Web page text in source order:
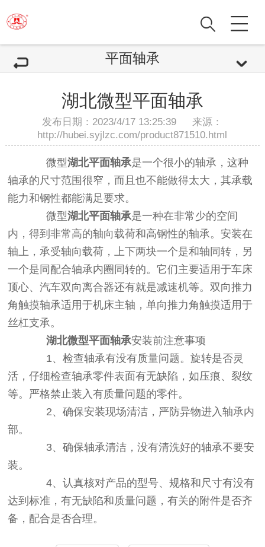
平面轴承
湖北微型平面轴承
发布日期：2023/4/17 13:25:39 来源：
http://hubei.syjlzc.com/product871510.html
微型湖北平面轴承是一个很小的轴承，这种
轴承的尺寸范围很窄，而且也不能做得太大，其承载
能力和钢性都能满足要求。
微型湖北平面轴承是一种在非常少的空间
内，得到非常高的轴向载荷和高钢性的轴承。安装在
轴上，承受轴向载荷，上下两块一个是和轴同转，另
一个是同配合轴承内圈同转的。它们主要适用于车床
顶心、汽车双向离合器还有就是减速机等。双向推力
角触摸轴承适用于机床主轴，单向推力角触摸适用于
丝杠支承。
湖北微型平面轴承安装前注意事项
1、检查轴承有没有质量问题。旋转是否灵
活，仔细检查轴承零件表面有无缺陷，如压痕、裂纹
等。严格禁止装入有质量问题的零件。
2、确保安装现场清洁，严防异物进入轴承内
部。
3、确保轴承清洁，没有清洗好的轴承不要安
装。
4、认真核对产品的型号、规格和尺寸有没有
达到标准，有无缺陷和质量问题，有关的附件是否齐
备，配合是否合理。